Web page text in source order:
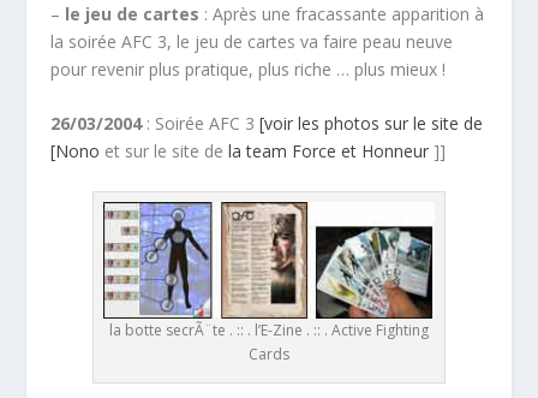
– le jeu de cartes : Après une fracassante apparition à
la soirée AFC 3, le jeu de cartes va faire peau neuve
pour revenir plus pratique, plus riche … plus mieux !
26/03/2004: Soirée AFC 3[voir les photos sur le site de
[Nono et sur le site dela team Force et Honneur ]]
la botte secrÃ¨te . :: . l’E-Zine . :: . Active Fighting
Cards